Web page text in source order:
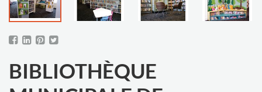
BIBLIOTHÈQUE